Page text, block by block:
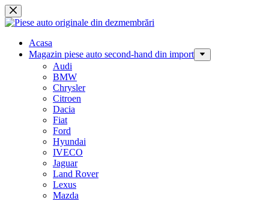
Sari
la
Acasa
Magazin piese auto second-hand din import
Audi
BMW
Chrysler
Citroen
Dacia
Fiat
Ford
Hyundai
IVECO
Jaguar
Land Rover
Lexus
Mazda